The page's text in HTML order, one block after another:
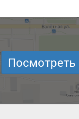
Посмотреть